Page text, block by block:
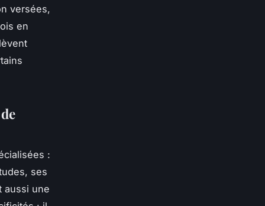
versées,
en
:
ses
aussi une